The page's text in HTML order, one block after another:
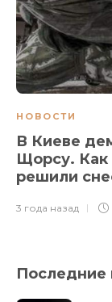
НОВОСТИ
В Киеве
Щорсу. Как
решили
3 года назад
Последние